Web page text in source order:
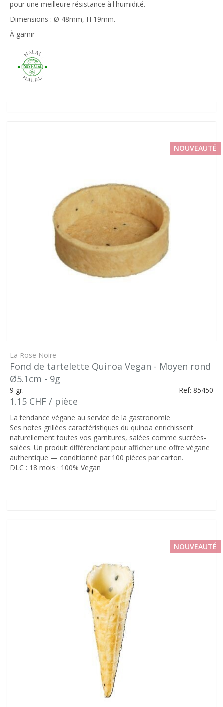
pour une meilleure résistance à l'humidité.
Dimensions : Ø 48mm, H 19mm.
À garnir
NOUVEAUTÉ
La Rose Noire
Fond de tartelette Quinoa Vegan - Moyen rond
Ø5.1cm - 9g
9 gr. Ref: 85450
1.15 CHF / pièce
La tendance végane au service de la gastronomie
Ses notes grillées caractéristiques du quinoa enrichissent
naturellement toutes vos garnitures, salées comme sucrées-
salées. Un produit différenciant pour afficher une offre végane
authentique — conditionné par 100 pièces par carton.
DLC : 18 mois · 100% Vegan
NOUVEAUTÉ